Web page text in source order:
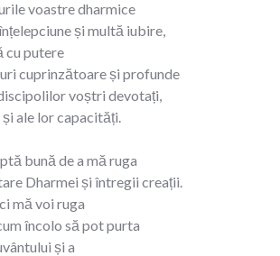
voastre dharmice
și multă iubire,
cu putere
cuprinzătoare și profunde
voștri devotați,
ale lor capacități.
bună de a mă ruga
Dharmei și întregii creații.
mă voi ruga
încolo să pot purta
și a